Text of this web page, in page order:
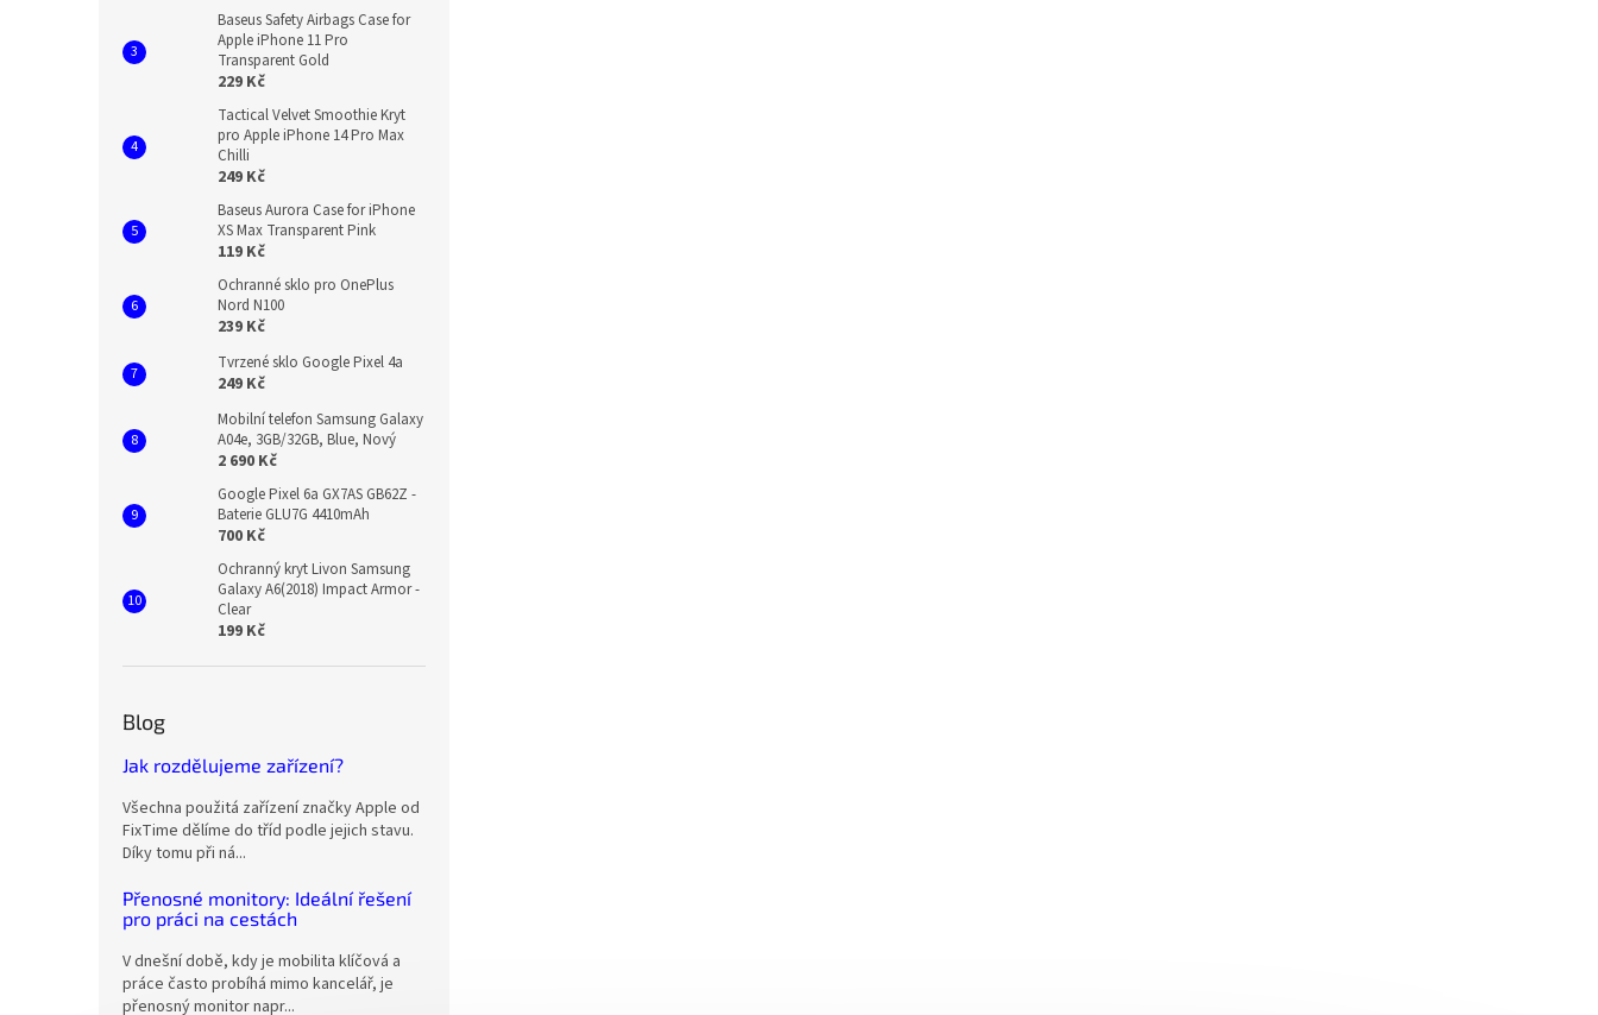
Baseus Safety Airbags Case for
Apple iPhone 11 Pro
Transparent Gold
229 Kč
Tactical Velvet Smoothie Kryt
pro Apple iPhone 14 Pro Max
Chilli
249 Kč
Baseus Aurora Case for iPhone
XS Max Transparent Pink
119 Kč
Ochranné sklo pro OnePlus
Nord N100
239 Kč
Tvrzené sklo Google Pixel 4a
249 Kč
Mobilní telefon Samsung Galaxy
A04e, 3GB/32GB, Blue, Nový
2 690 Kč
Google Pixel 6a GX7AS GB62Z -
Baterie GLU7G 4410mAh
700 Kč
Ochranný kryt Livon Samsung
Galaxy A6(2018) Impact Armor -
Clear
199 Kč
Blog
Jak rozdělujeme zařízení?
Všechna použitá zařízení značky Apple od
FixTime dělíme do tříd podle jejich stavu.
Díky tomu při ná...
Přenosné monitory: Ideální řešení
pro práci na cestách
V dnešní době, kdy je mobilita klíčová a
práce často probíhá mimo kancelář, je
přenosný monitor napr...